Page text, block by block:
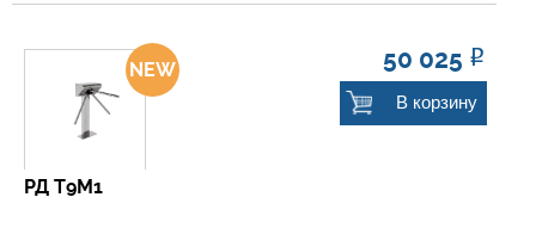
РД Т9М1
50 025 Р
В корзину